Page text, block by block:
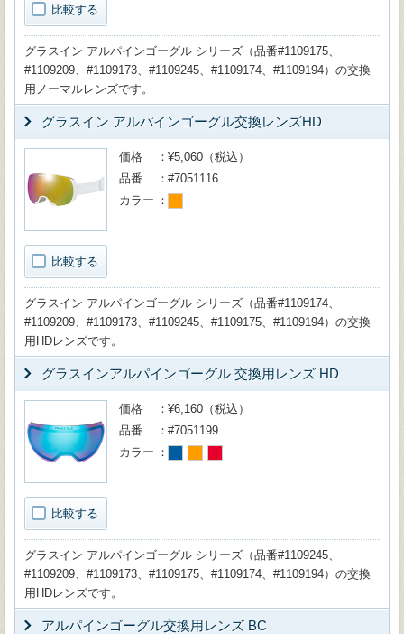
比較する
グラスイン アルパインゴーグル シリーズ（品番#1109175、
#1109209、#1109173、#1109245、#1109174、#1109194）の交換
用ノーマルレンズです。
グラスイン アルパインゴーグル交換レンズHD
比較する
価格
¥5,060（税込）
品番
#7051116
カラー
グラスイン アルパインゴーグル シリーズ（品番#1109174、
#1109209、#1109173、#1109245、#1109175、#1109194）の交換
用HDレンズです。
グラスインアルパインゴーグル 交換用レンズ HD
比較する
価格
¥6,160（税込）
品番
#7051199
カラー
グラスイン アルパインゴーグル シリーズ（品番#1109245、
#1109209、#1109173、#1109175、#1109174、#1109194）の交換
用HDレンズです。
アルパインゴーグル交換用レンズ BC